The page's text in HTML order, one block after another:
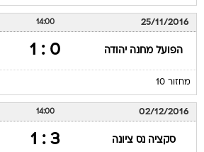
25/11/2016
14:00
הפועל מחנה יהודה 0 : 1
מחזור 10
02/12/2016
14:00
סקציה נס ציונה 3 : 1